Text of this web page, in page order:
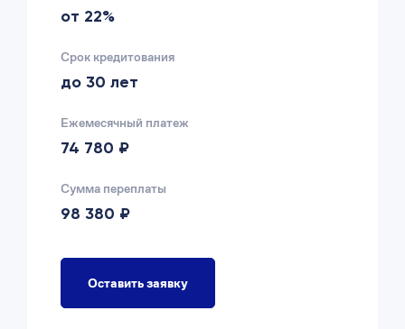
от 22%
Срок кредитования
до 30 лет
Ежемесячный платеж
74 780 ₽
Сумма переплаты
98 380 ₽
Оставить заявку